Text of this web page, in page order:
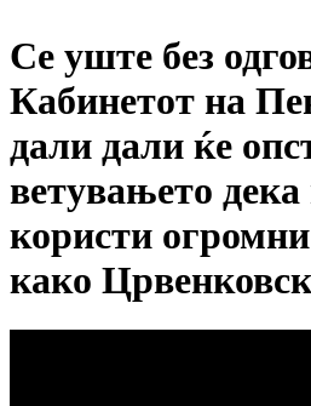
Се уште без
Кабинетот на
дали дали ќе
ветувањето
користи
како